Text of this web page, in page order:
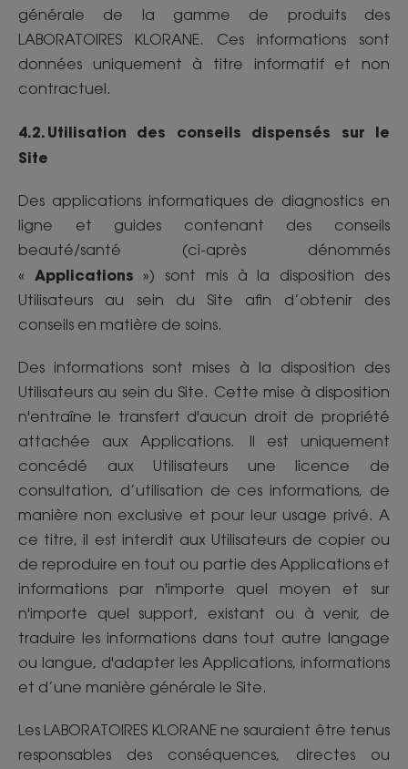
générale de la gamme de produits des
LABORATOIRES KLORANE. Ces informations sont
données uniquement à titre informatif et non
contractuel.
4.2. Utilisation des conseils dispensés sur le
Site
Des applications informatiques de diagnostics en
ligne et guides contenant des conseils
beauté/santé (ci-après dénommés
« Applications ») sont mis à la disposition des
Utilisateurs au sein du Site afin d’obtenir des
conseils en matière de soins.
Des informations sont mises à la disposition des
Utilisateurs au sein du Site. Cette mise à disposition
n'entraîne le transfert d'aucun droit de propriété
attachée aux Applications. Il est uniquement
concédé aux Utilisateurs une licence de
consultation, d’utilisation de ces informations, de
manière non exclusive et pour leur usage privé. A
ce titre, il est interdit aux Utilisateurs de copier ou
de reproduire en tout ou partie des Applications et
informations par n'importe quel moyen et sur
n'importe quel support, existant ou à venir, de
traduire les informations dans tout autre langage
ou langue, d'adapter les Applications, informations
et d’une manière générale le Site.
Les LABORATOIRES KLORANE ne sauraient être tenus
responsables des conséquences, directes ou